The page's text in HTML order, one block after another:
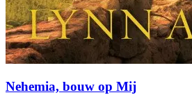
Nehemia, bouw op Mij